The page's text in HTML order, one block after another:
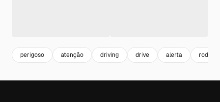
perigoso atenção driving drive alerta rodovia